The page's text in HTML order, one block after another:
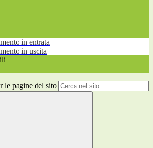
in entrata
in uscita
le pagine del sito